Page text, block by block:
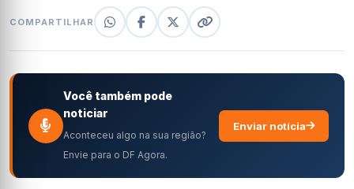
COMPARTILHAR
Você também pode
noticiar
Aconteceu algo na sua região?
Envie para o DF Agora.
Enviar notícia